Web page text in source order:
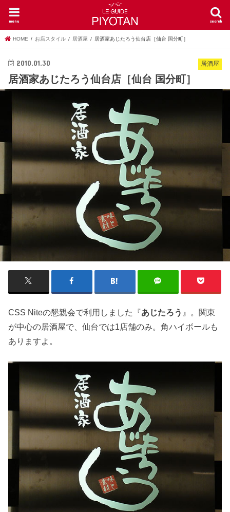
search
menu
HOME お店スタイル 居酒屋 居酒家あじたろう仙台店［仙台 国分町］
居酒屋
2010.01.30
居酒家あじたろう仙台店［仙台 国分町］
CSS Niteの懇親会で利用しました『あじたろう 』。関東
が中心の居酒屋で、仙台では1店舗のみ。角ハイボールも
ありますよ。